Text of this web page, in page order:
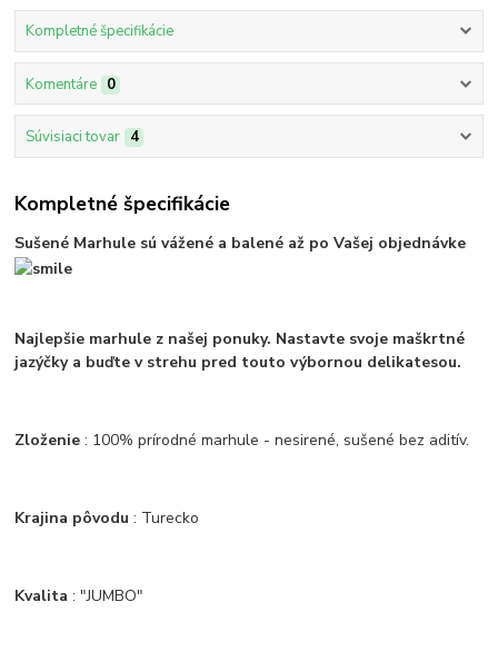
Kompletné špecifikácie
Komentáre 0
Súvisiaci tovar 4
Kompletné špecifikácie
Sušené Marhule sú vážené a balené až po Vašej objednávke
Najlepšie marhule z našej ponuky. Nastavte svoje maškrtné
jazýčky a buďte v strehu pred touto výbornou delikatesou.
Zloženie : 100% prírodné marhule - nesirené, sušené bez aditív.
Krajina pôvodu : Turecko
Kvalita : "JUMBO"